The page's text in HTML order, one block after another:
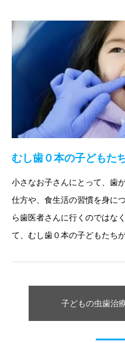
むし歯０本の子どもた
小さなお子さんにとって、歯
仕方や、食生活の習慣を身に
ら歯医者さんに行くのではな
て、むし歯０本の子どもたち
子どもの虫歯治